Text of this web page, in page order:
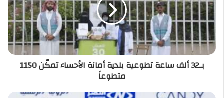
بـ32 ألف ساعة تطوعية بلدية أمانة الأحساء تمكّن 1150
متطوعاً